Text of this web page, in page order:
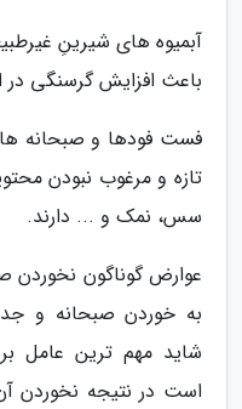
آبمیوه ­های شیرینِ
باعث افزایش گرسنگی در
فست ­فودها و صبحانه­
تازه و مرغوب نبودن
سس، نمک و ... دارند.
عوارض گوناگون نخوردن
به خوردن صبحانه و
شاید مهم ­ترین عامل